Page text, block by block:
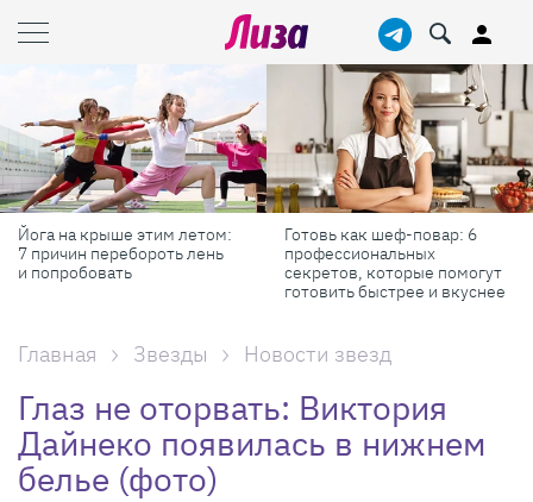
Йога на крыше этим летом:
7 причин перебороть лень
и попробовать
Готовь как шеф-повар: 6
профессиональных
секретов, которые помогут
готовить быстрее и вкуснее
Главная Звезды Новости звезд
Глаз не оторвать: Виктория
Дайнеко появилась в нижнем
белье (фото)